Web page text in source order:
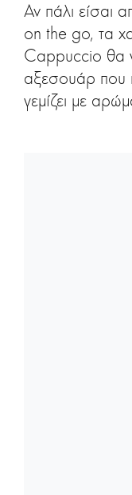
Αν πάλι είσαι
on the go, τα
Cappuccio θα
αξεσουάρ που
γεμίζει με